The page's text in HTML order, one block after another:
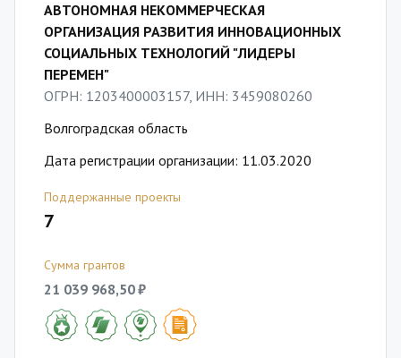
АВТОНОМНАЯ НЕКОММЕРЧЕСКАЯ
ОРГАНИЗАЦИЯ РАЗВИТИЯ ИННОВАЦИОННЫХ
СОЦИАЛЬНЫХ ТЕХНОЛОГИЙ "ЛИДЕРЫ
ПЕРЕМЕН"
ОГРН: 1203400003157, ИНН: 3459080260
Волгоградская область
Дата регистрации организации: 11.03.2020
Поддержанные проекты
7
Сумма грантов
21 039 968,50 ₽